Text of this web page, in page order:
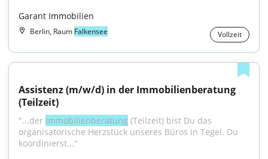
Garant Immobilien
Berlin, Raum Falkensee Vollzeit
Assistenz (m/w/d) in der Immobilienberatung
(Teilzeit)
"...der Immobilienberatung (Teilzeit) bist Du das
organisatorische Herzstück unseres Büros in Tegel. Du
koordinierst..."